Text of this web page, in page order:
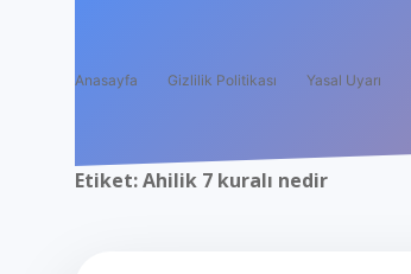
Anasayfa Gizlilik Politikası Yasal Uyarı
Etiket:Ahilik 7 kuralı nedir